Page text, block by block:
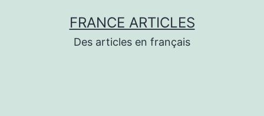
FRANCE ARTICLES
Des articles en français